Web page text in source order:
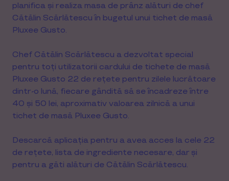
planifica și realiza masa de prânz alături de chef
Cătălin Scărlătescu în bugetul unui tichet de masă
Pluxee Gusto.
Chef Cătălin Scărlătescu a dezvoltat special
pentru toți utilizatorii cardului de tichete de masă
Pluxee Gusto 22 de rețete pentru zilele lucrătoare
dintr-o lună, fiecare gândită să se încadreze între
40 și 50 lei, aproximativ valoarea zilnică a unui
tichet de masă Pluxee Gusto.
Descarcă aplicația pentru a avea acces la cele 22
de rețete, lista de ingrediente necesare, dar și
pentru a găti alături de Cătălin Scărlătescu.